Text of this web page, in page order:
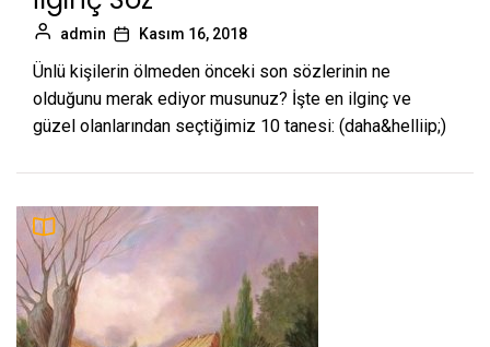
admin Kasım 16, 2018
Ünlü kişilerin ölmeden önceki son sözlerinin ne
olduğunu merak ediyor musunuz? İşte en ilginç ve
güzel olanlarından seçtiğimiz 10 tanesi: (daha&helliip;)